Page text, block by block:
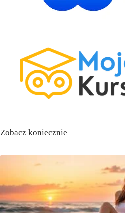
Zobacz koniecznie